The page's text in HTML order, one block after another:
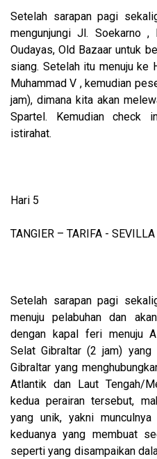
Setelah sarapan pagi
mengunjungi Jl. Soekarno ,
Oudayas, Old Bazaar untuk
siang. Setelah itu menuju ke
Muhammad V , kemudian
jam), dimana kita akan
Spartel. Kemudian check
istirahat.
Hari 5
TANGIER – TARIFA -
Setelah sarapan pagi
menuju pelabuhan dan
dengan kapal feri menuju
Selat Gibraltar (2 jam)
Gibraltar yang
Atlantik dan Laut Tengah/
kedua perairan tersebut,
yang unik, yakni
keduanya yang membuat
seperti yang disampaikan